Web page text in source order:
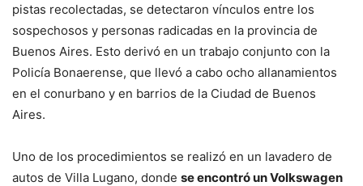
pistas recolectadas, se detectaron vínculos entre los
sospechosos y personas radicadas en la provincia de
Buenos Aires. Esto derivó en un trabajo conjunto con la
Policía Bonaerense, que llevó a cabo ocho allanamientos
en el conurbano y en barrios de la Ciudad de Buenos
Aires.
Uno de los procedimientos se realizó en un lavadero de
autos de Villa Lugano, donde se encontró un Volkswagen